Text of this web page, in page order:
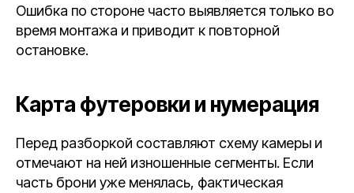
Ошибка по стороне часто выявляется только во
время монтажа и приводит к повторной
остановке.
Карта футеровки и нумерация
Перед разборкой составляют схему камеры и
отмечают на ней изношенные сегменты. Если
часть брони уже менялась, фактическая